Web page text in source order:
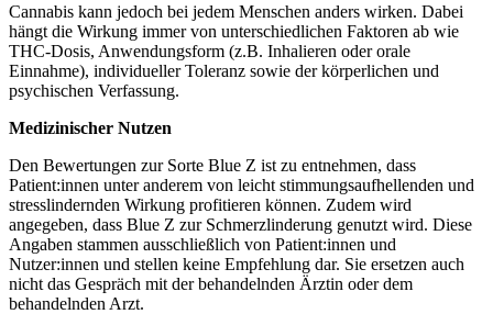
Cannabis kann jedoch bei jedem Menschen anders wirken. Dabei
hängt die Wirkung immer von unterschiedlichen Faktoren ab wie
THC-Dosis, Anwendungsform (z.B. Inhalieren oder orale
Einnahme), individueller Toleranz sowie der körperlichen und
psychischen Verfassung.
Medizinischer Nutzen
Den Bewertungen zur Sorte Blue Z ist zu entnehmen, dass
Patient:innen unter anderem von leicht stimmungsaufhellenden und
stresslindernden Wirkung profitieren können. Zudem wird
angegeben, dass Blue Z zur Schmerzlinderung genutzt wird. Diese
Angaben stammen ausschließlich von Patient:innen und
Nutzer:innen und stellen keine Empfehlung dar. Sie ersetzen auch
nicht das Gespräch mit der behandelnden Ärztin oder dem
behandelnden Arzt.